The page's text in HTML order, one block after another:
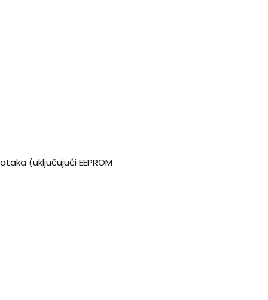
(uključujući EEPROM